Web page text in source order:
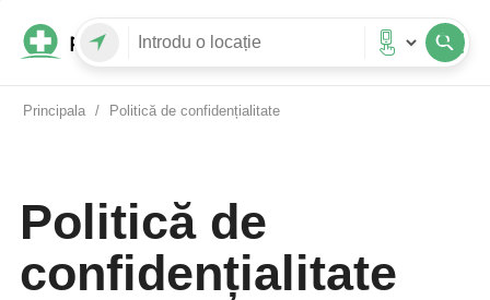
Principala / Politică de confidențialitate
Politică de
confidențialitate